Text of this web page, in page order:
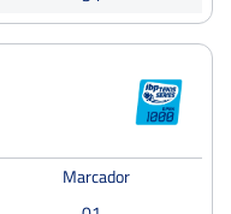
Marcador